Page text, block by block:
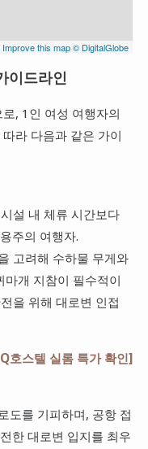
이드라인
, 1인 여성 여행자의
라 다음과 같은 가이
설 내 체류 시간보다
주의 여행자.
고려해 수하물 무게와
마개 지참이 필수적이
을 위해 대로변 인접
호스텔 실롬 특가 확인]
도를 기피하며, 공항 접
한 대로변 입지를 최우